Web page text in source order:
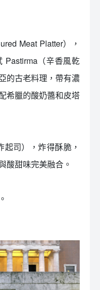
Meat Platter），
Pastirma（辛香風乾
的古老料理，帶有濃
希臘的酸奶醬和皮塔
司），炸得酥脆，
酸甜味完美融合。